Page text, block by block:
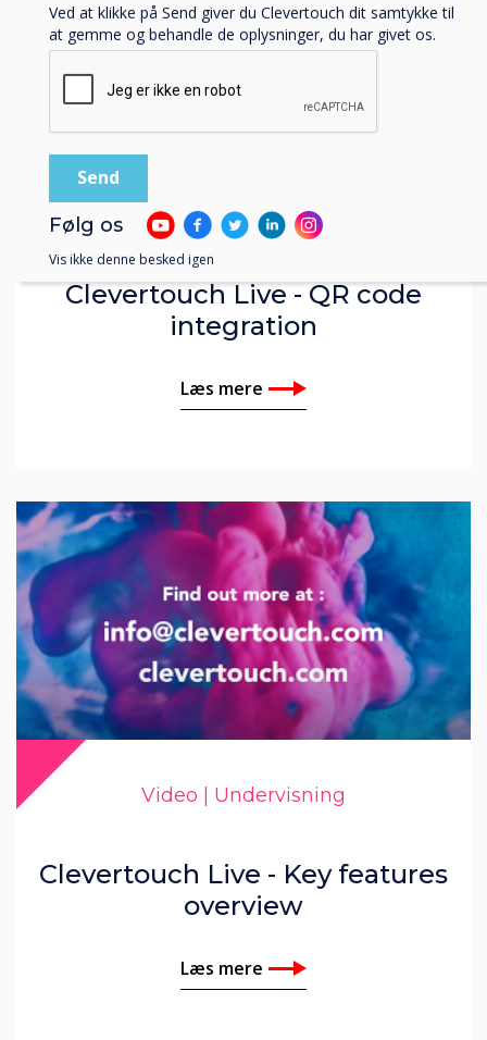
Video | Undervisning
Clevertouch Live - QR code
integration
Læs mere
Video | Undervisning
Clevertouch Live - Key features
overview
Læs mere
Ved at klikke på Send giver du Clevertouch dit samtykke til
at gemme og behandle de oplysninger, du har givet os.
Følg os
Vis ikke denne besked igen